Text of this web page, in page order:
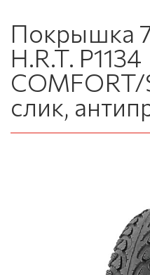
Покрышка
H.R.T. P1134
слик,